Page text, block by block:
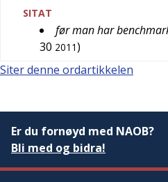
SITAT
før man har
30 2011)
Siter denne ordartikkelen
Er du fornøyd med NAOB?
Bli med og bidra!